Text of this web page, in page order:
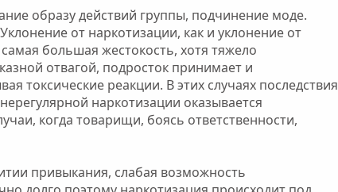
образу действий группы, подчинение моде.
от наркотизации, как и уклонение от
большая жестокость, хотя тяжело
отвагой, подросток принимает и
токсические реакции. В этих случаях последствия
наркотизации оказывается
когда товарищи, боясь ответственности,
привыкания, слабая возможность